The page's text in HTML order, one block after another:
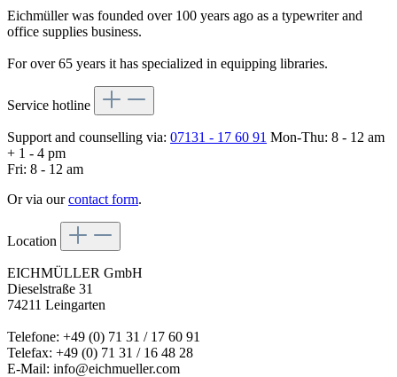
Eichmüller was founded over 100 years ago as a typewriter and
office supplies business.
For over 65 years it has specialized in equipping libraries.
Service hotline
Support and counselling via: 07131 - 17 60 91 Mon-Thu: 8 - 12 am
+ 1 - 4 pm
Fri: 8 - 12 am
Or via ourcontact form.
Location
EICHMÜLLER GmbH
Dieselstraße 31
74211 Leingarten
Telefone: +49 (0) 71 31 / 17 60 91
Telefax: +49 (0) 71 31 / 16 48 28
E-Mail: info@eichmueller.com